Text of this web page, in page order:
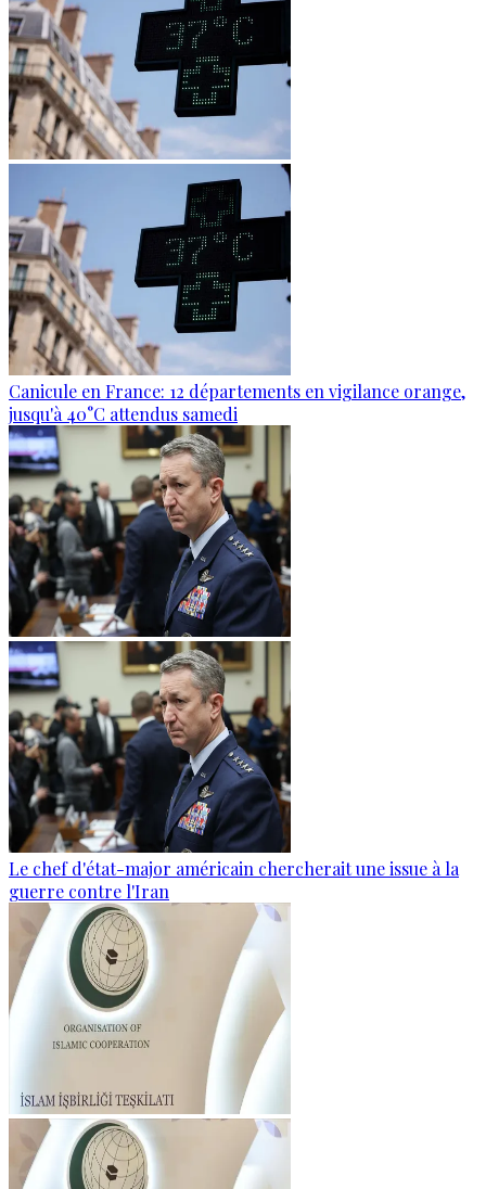
Canicule en France: 12 départements en vigilance orange,
jusqu'à 40°C attendus samedi
Le chef d'état-major américain chercherait une issue à la
guerre contre l'Iran